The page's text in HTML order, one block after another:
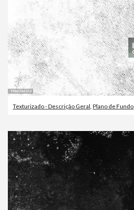
Texturizado - Descrição Geral Plano de Fundo